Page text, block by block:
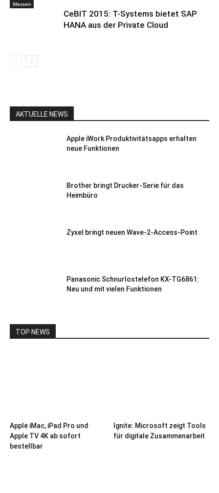
Messen
CeBIT 2015: T-Systems bietet SAP
HANA aus der Private Cloud
AKTUELLE NEWS
Apple iWork Produktivitätsapps erhalten
neue Funktionen
Brother bringt Drucker-Serie für das
Heimbüro
Zyxel bringt neuen Wave-2-Access-Point
Panasonic Schnurlostelefon KX-TG6861:
Neu und mit vielen Funktionen
TOP NEWS
Apple iMac, iPad Pro und
Apple TV 4K ab sofort
bestellbar
Ignite: Microsoft zeigt Tools
für digitale Zusammenarbeit